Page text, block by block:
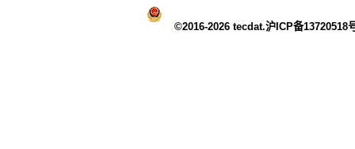
©2016-2026 tecdat.沪ICP备13720518